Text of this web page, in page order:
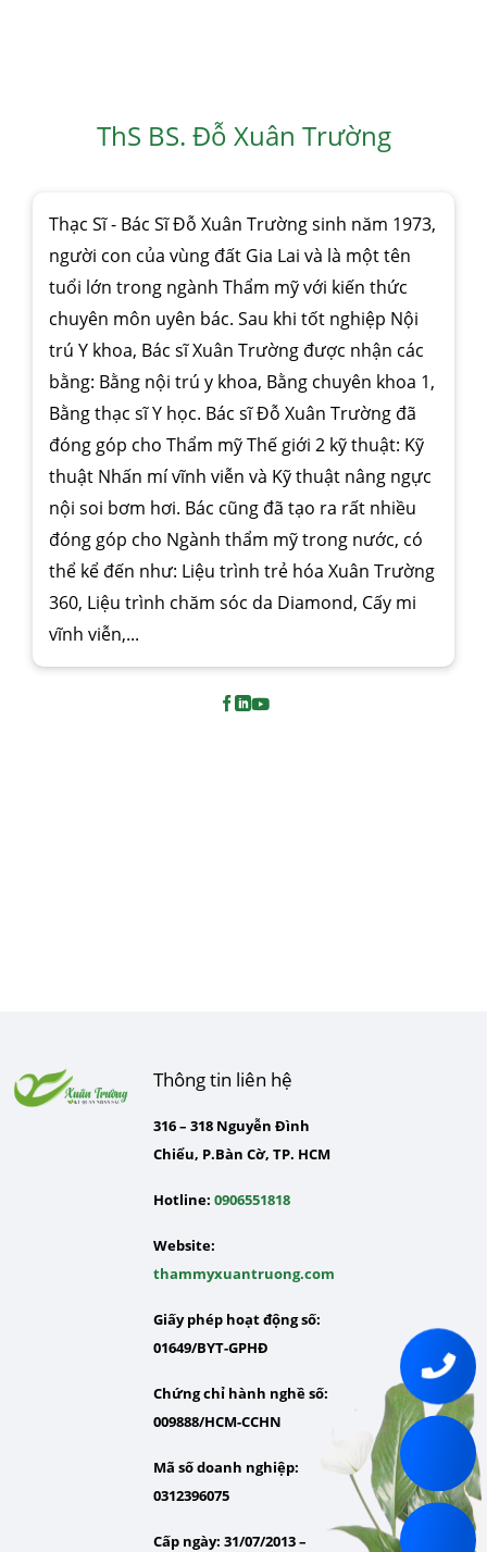
ThS BS. Đỗ Xuân Trường
Thạc Sĩ - Bác Sĩ Đỗ Xuân Trường sinh năm 1973,
người con của vùng đất Gia Lai và là một tên
tuổi lớn trong ngành Thẩm mỹ với kiến thức
chuyên môn uyên bác. Sau khi tốt nghiệp Nội
trú Y khoa, Bác sĩ Xuân Trường được nhận các
bằng: Bằng nội trú y khoa, Bằng chuyên khoa 1,
Bằng thạc sĩ Y học. Bác sĩ Đỗ Xuân Trường đã
đóng góp cho Thẩm mỹ Thế giới 2 kỹ thuật: Kỹ
thuật Nhấn mí vĩnh viễn và Kỹ thuật nâng ngực
nội soi bơm hơi. Bác cũng đã tạo ra rất nhiều
đóng góp cho Ngành thẩm mỹ trong nước, có
thể kể đến như: Liệu trình trẻ hóa Xuân Trường
360, Liệu trình chăm sóc da Diamond, Cấy mi
vĩnh viễn,...
Thông tin liên hệ
316 – 318 Nguyễn Đình
Chiểu, P.Bàn Cờ, TP. HCM
Hotline: 0906551818
Website:
thammyxuantruong.com
Giấy phép hoạt động số:
01649/BYT-GPHĐ
Chứng chỉ hành nghề số:
009888/HCM-CCHN
Mã số doanh nghiệp:
0312396075
Cấp ngày: 31/07/2013 –